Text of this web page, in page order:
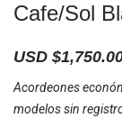
Cafe/Sol
USD $
Acordeones
modelos sin